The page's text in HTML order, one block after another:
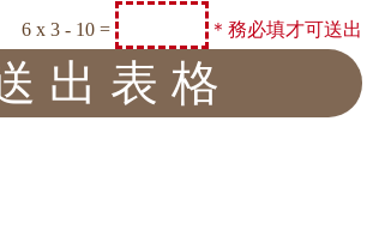
6 x 3 - 10 = ＊務必填才可送出